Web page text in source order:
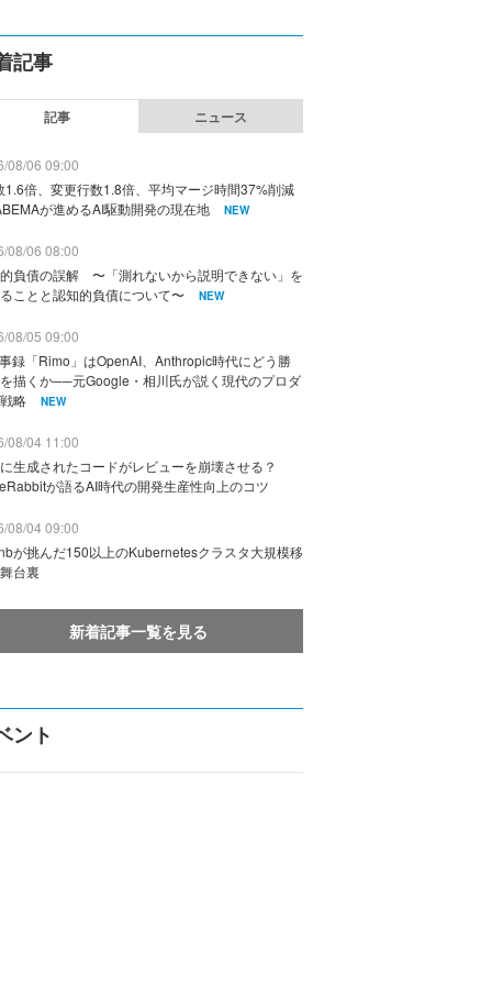
記事
記事 ニュース
08/06 09:00
1.6倍、変更行数1.8倍、平均マージ時間37%削減
が進めるAI駆動開発の現在地
NEW
08/06 08:00
負債の誤解 〜「測れないから説明できない」を
ことと認知的負債について〜
NEW
08/05 09:00
録「Rimo」はOpenAI、Anthropic時代にどう勝
描くか──元Google・相川氏が説く現代のプロダ
略
NEW
08/04 11:00
生成されたコードがレビューを崩壊させる？
が語るAI時代の開発生産性向上のコツ
08/04 09:00
が挑んだ150以上のKubernetesクラスタ大規模移
台裏
新着記事一覧を見る
ント